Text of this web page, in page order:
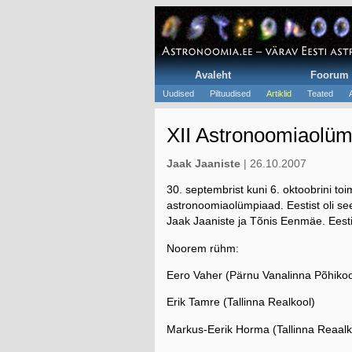
Avaleht Foorum
Uudised Piltuudised Artiklid Teated
XII
Jaak Jaaniste | 26.10.2007
30. septembrist kuni 6. oktoobrini
astronoomiaolümpiaad. Eestist oli
Jaak Jaaniste ja Tõnis Eenmäe.
Noorem rühm:
Eero Vaher (Pärnu Vanalinna
Erik Tamre (Tallinna Realkool)
Markus-Eerik Horma (Tallinna